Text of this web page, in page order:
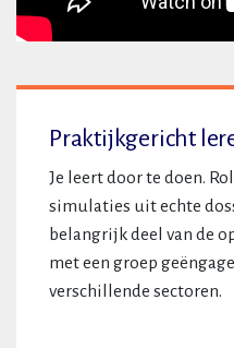
Praktijkgericht
Je leert door te doen.
simulaties uit echte
belangrijk deel van de
met een groep
verschillende sectoren.